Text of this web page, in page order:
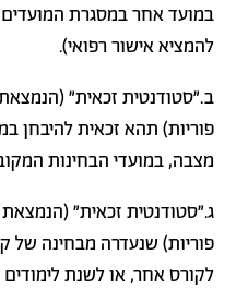
במועד אחר במסגרת
להמציא אישור רפואי).
ב."סטודנטית זכאית" (הנמצאת
פוריות) תהא זכאית להיבחן
מצבה, במועדי הבחינות
ג."סטודנטית זכאית" (הנמצאת
פוריות) שנעדרה מבחינה של
לקורס אחר, או לשנת